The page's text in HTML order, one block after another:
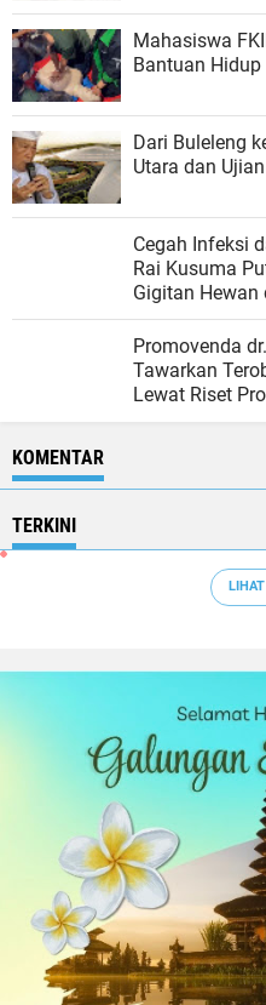
Mahasiswa
Bantuan
Dari Buleleng
Utara dan
Cegah Infeksi
Rai Kusuma
Gigitan Hewan
Promovenda
Tawarkan
Lewat Riset
KOMENTAR
TERKINI